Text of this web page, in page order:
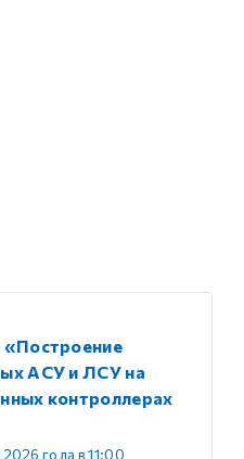
«Построение
АСУ и ЛСУ на
контроллерах
2026 года в 11:00